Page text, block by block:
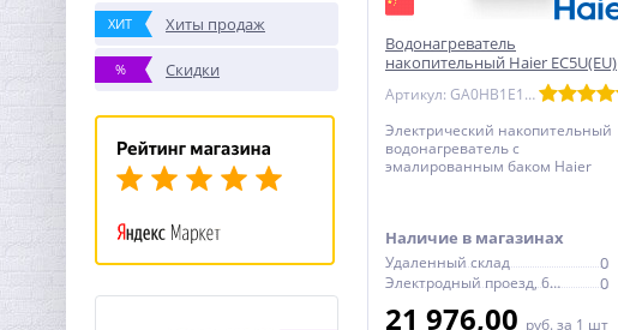
ХИТ Хиты продаж
% Скидки
Водонагреватель
накопительный Haier EC5U(EU)
Артикул: GA0HB1E1CRU
Электрический накопительный
водонагреватель с
эмалированным баком Haier
Наличие в магазинах
Удаленный склад 0
Электродный проезд, 6с1 0
21 976,00 руб. за 1 шт